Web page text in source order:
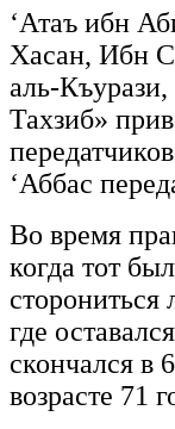
‘Атаъ ибн
Хасан, Ибн
аль-
Тахзиб»
‘Аббас
Во время
когда тот
где
скончался в
возрасте 71